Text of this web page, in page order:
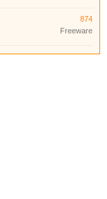
874
Freeware